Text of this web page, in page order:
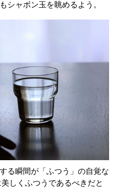
シャボン玉を眺めるよう。
る瞬間が「ふつう」の自覚な
しくふつうであるべきだと